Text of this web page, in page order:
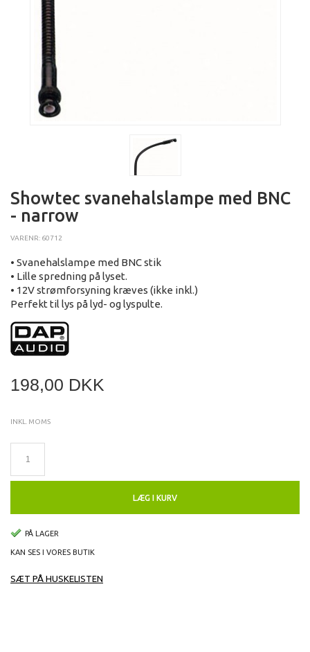
Showtec svanehalslampe med BNC
- narrow
VARENR: 60712
• Svanehalslampe med BNC stik
• Lille spredning på lyset.
• 12V strømforsyning kræves (ikke inkl.)
Perfekt til lys på lyd- og lyspulte.
198,00 DKK
INKL. MOMS
LÆG I KURV
PÅ LAGER
KAN SES I VORES BUTIK
SÆT PÅ HUSKELISTEN